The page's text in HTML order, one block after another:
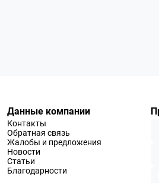
Данные компании
Контакты
Обратная связь
Жалобы и предложения
Новости
Статьи
Благодарности